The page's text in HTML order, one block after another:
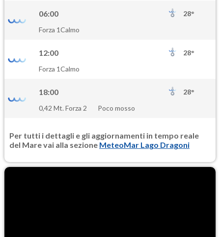
06:00
28°
Forza 1Calmo
12:00
28°
Forza 1Calmo
18:00
28°
0,42 Mt. Forza 2
Poco mosso
Per tutti i dettagli e gli aggiornamenti in tempo reale
del Mare vai alla sezione MeteoMar Lago Dragoni